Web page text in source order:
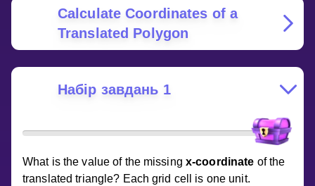
Calculate Coordinates of a
Translated Polygon
Набір завдань 1
What is the value of the missing x-coordinate of the
translated triangle? Each grid cell is one unit.